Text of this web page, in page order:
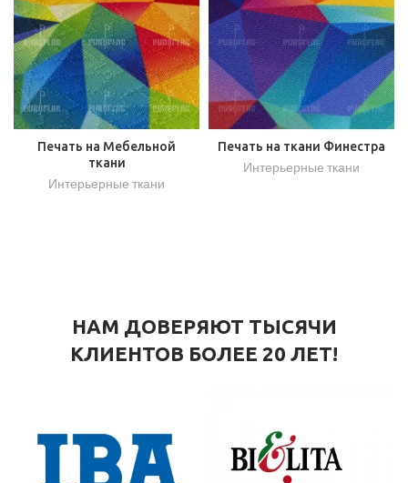
Печать на Мебельной
ткани
Интерьерные ткани
Печать на ткани Финестра
Интерьерные ткани
НАМ ДОВЕРЯЮТ ТЫСЯЧИ
КЛИЕНТОВ БОЛЕЕ 20 ЛЕТ!